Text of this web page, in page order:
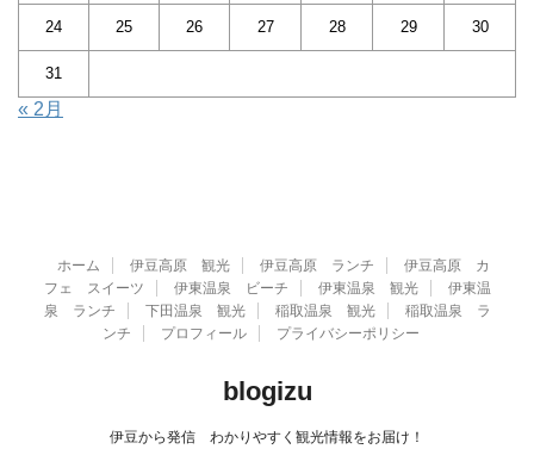
24 25 26 27 28 29 30
31
« 2月
ホーム 伊豆高原 観光 伊豆高原 ランチ
伊豆高原 カ
フェ スイーツ
伊東温泉 ビーチ 伊東温泉 観光
伊東温
泉 ランチ
下田温泉 観光 稲取温泉 観光
稲取温泉 ラ
ンチ
プロフィール プライバシーポリシー
blogizu
伊豆から発信 わかりやすく観光情報をお届け！